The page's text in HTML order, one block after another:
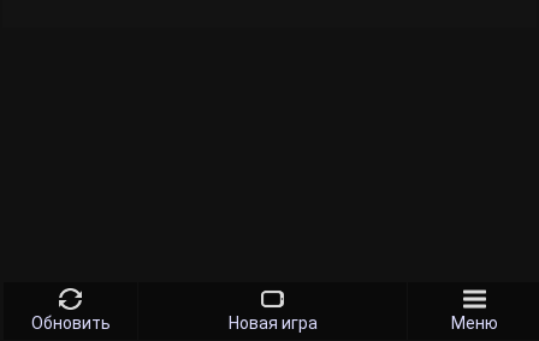
Обновить Новая игра Меню